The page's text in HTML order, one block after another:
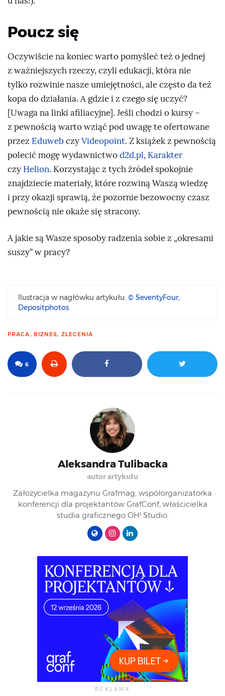
Poucz się
Oczywiście na koniec warto pomyśleć też o jednej
z ważniejszych rzeczy, czyli edukacji, która nie
tylko rozwinie nasze umiejętności, ale często da też
kopa do działania. A gdzie i z czego się uczyć?
[Uwaga na linki afiliacyjne]. Jeśli chodzi o kursy –
z pewnością warto wziąć pod uwagę te ofertowane
przez EduwebczyVideopoint. Z książek z pewnością
polecić mogę wydawnictwod2d.pl, Karakter
czy Helion. Korzystając z tych źródeł spokojnie
znajdziecie materiały, które rozwiną Waszą wiedzę
i przy okazji sprawią, że pozornie bezowocny czasz
pewnością nie okaże się stracony.
A jakie są Wasze sposoby radzenia sobie z „okresami
suszy” w pracy?
Ilustracja w nagłówku artykułu: © SeventyFour,
Depositphotos
PRACA, BIZNES, ZLECENIA
6
Aleksandra Tulibacka
autor artykułu
Założycielka magazynu Grafmag, współorganizatorka
konferencji dla projektantów GrafConf, właścicielka
studia graficznego OH! Studio.